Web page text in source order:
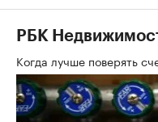
РБК
Когда лучше поверять